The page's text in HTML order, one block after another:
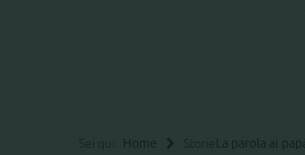
Sei qui: Home Storie La parola ai papà